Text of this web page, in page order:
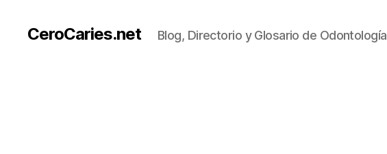
CeroCaries.net Blog, Directorio y Glosario de Odontología